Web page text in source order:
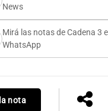
News
Mirá las notas de Cadena 3
WhatsApp
nota